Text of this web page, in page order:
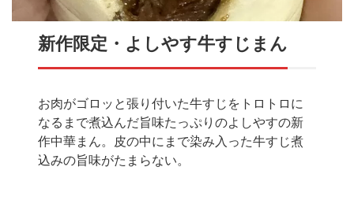
新作限定・よしやす牛すじまん
お肉がゴロッと張り付いた牛すじをトロトロに
なるまで煮込んだ旨味たっぷりのよしやすの新
作中華まん。皮の中にまで染み入った牛すじ煮
込みの旨味がたまらない。